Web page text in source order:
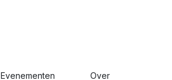
Evenementen
Over